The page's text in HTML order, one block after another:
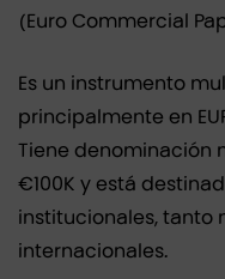
(Euro Commercial
Es un instrumento
principalmente en
Tiene denominación
€100K y está
institucionales, tanto
internacionales.